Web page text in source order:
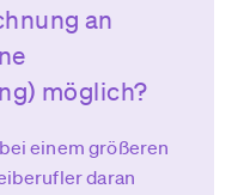
an
möglich?
einem größeren
daran